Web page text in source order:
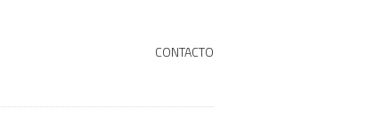
+
SKIP TO CONTENT
CONTACTO